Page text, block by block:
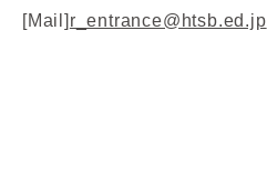
[Mail] r_entrance@htsb.ed.jp